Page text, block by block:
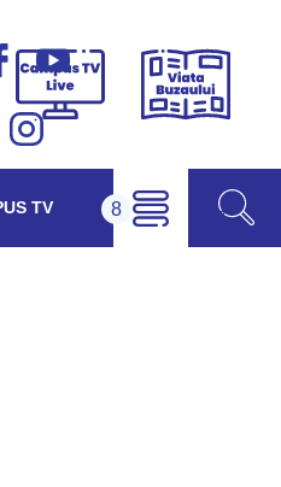
Campus
Viața
TV